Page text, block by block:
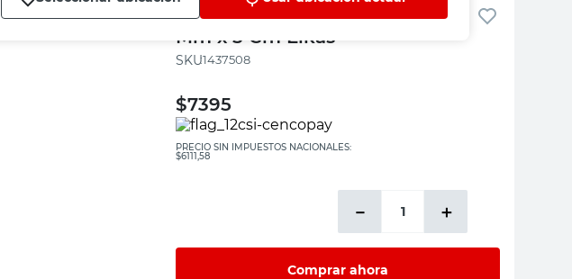
Servilletero Algodón Natural 7
Mm x 5 Cm Elkas
:1437508
$7395
PRECIO SIN IMPUESTOS NACIONALES:
$6111,58
＋
－
Comprar ahora